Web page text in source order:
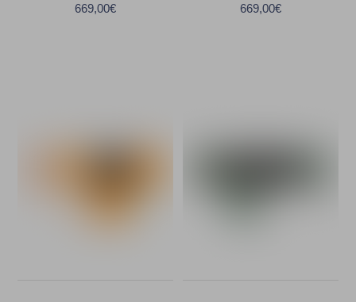
669,00€ 669,00€